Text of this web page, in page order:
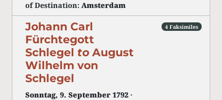
of Destination: Amsterdam
Johann Carl
Fürchtegott
Schlegel to August
Wilhelm von
Schlegel
Sonntag, 9. September 1792 ·
4 Faksimiles